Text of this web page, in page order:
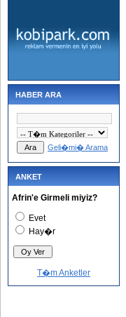
HABER ARA
Geli�mi� Arama
ANKET
Afrin'e Girmeli miyiz?
Evet
Hay�r
T�m Anketler